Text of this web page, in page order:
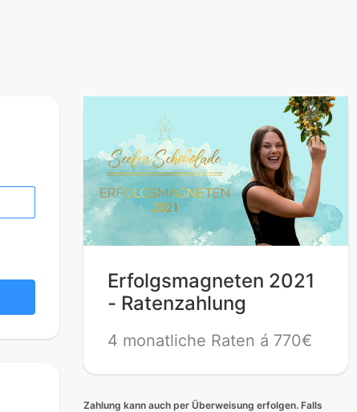
Erfolgsmagneten 2021
- Ratenzahlung
4 monatliche Raten á 770€
Zahlung kann auch per Überweisung erfolgen. Falls